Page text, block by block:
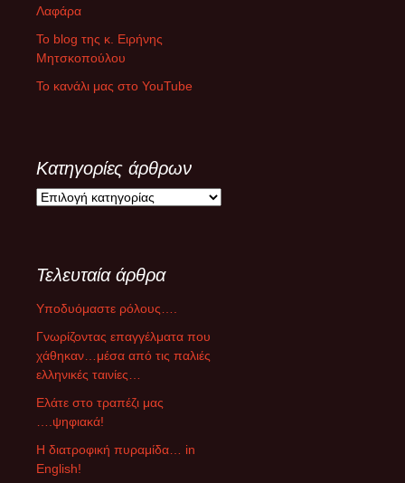
Λαφάρα
Το blog της κ. Ειρήνης
Μητσκοπούλου
Το κανάλι μας στο YouTube
Κατηγορίες άρθρων
Κ
γ
ρ
ί
ρ
θ
ρ
ω
Τελευταία άρθρα
Υποδυόμαστε ρόλους….
Γνωρίζοντας επαγγέλματα που
χάθηκαν…μέσα από τις παλιές
ελληνικές ταινίες…
Ελάτε στο τραπέζι μας
….ψηφιακά!
Η διατροφική πυραμίδα… in
English!